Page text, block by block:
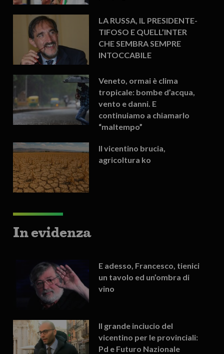
LA RUSSA, IL PRESIDENTE-
TIFOSO E QUELL’INTER
CHE SEMBRA SEMPRE
INTOCCABILE
Veneto, ormai è clima
tropicale: bombe d’acqua,
vento e danni. E
continuiamo a chiamarlo
“maltempo”
Il vicentino brucia,
agricoltura ko
In evidenza
E adesso, Francesco, tienici
un tavolo ed un’ombra di
vino
Il grande inciucio del
vicentino per le provinciali:
Pd e Futuro Nazionale